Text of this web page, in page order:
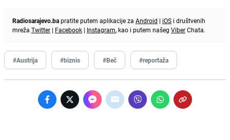
Radiosarajevo.bapratite putem aplikacije za Android | iOS i društvenih
mreža Twitter | Facebook | Instagram, kao i putem našeg ViberChata.
#Austrija #biznis #Beč #reportaža